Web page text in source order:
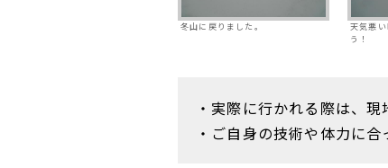
冬山に戻りました。
天気悪
う！
・実際に行かれる際は、
・ご自身の技術や体力に